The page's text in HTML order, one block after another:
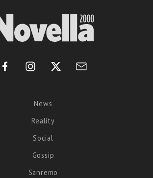
News
Reality
Social
Gossip
Sanremo